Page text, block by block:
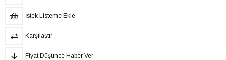
İstek Listeme Ekle
Karşılaştır
Fiyat Düşünce Haber Ver